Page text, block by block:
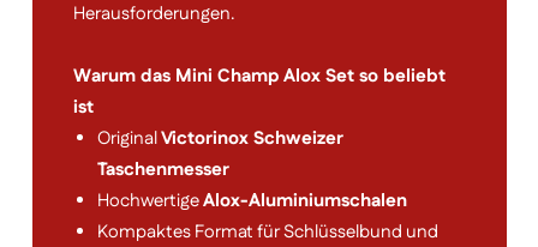
Herausforderungen.
Warum das Mini Champ Alox Set so beliebt
ist
OriginalVictorinox Schweizer
Taschenmesser
HochwertigeAlox-Aluminiumschalen
Kompaktes Format für Schlüsselbund und